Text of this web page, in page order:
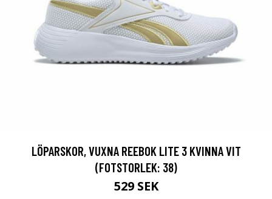
LÖPARSKOR, VUXNA REEBOK LITE 3 KVINNA VIT
(FOTSTORLEK: 38)
529 SEK